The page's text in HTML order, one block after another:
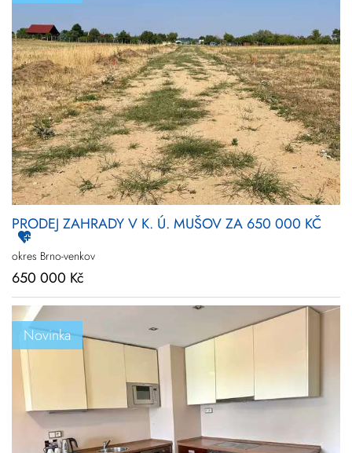
PRODEJ ZAHRADY V K. Ú. MUŠOV ZA 650 000 KČ
okres Brno-venkov
650 000 Kč
Novinka